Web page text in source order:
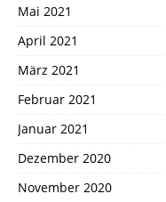
Mai 2021
April 2021
März 2021
Februar 2021
Januar 2021
Dezember 2020
November 2020